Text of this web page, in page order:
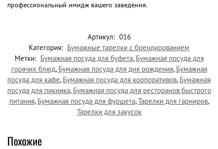
профессиональный имидж вашего заведения.
Артикул: 016
Категория: Бумажные тарелки с брендированием
Метки: Бумажная посуда для буфета, Бумажная посуда для
горячих блюд, Бумажная посуда для дня рождения, Бумажная
посуда для кафе, Бумажная посуда для корпоративов, Бумажная
посуда для пикника, Бумажная посуда для ресторанов быстрого
питания, Бумажная посуда для фуршета,Тарелки для гарниров,
Тарелки для закусок
Похожие